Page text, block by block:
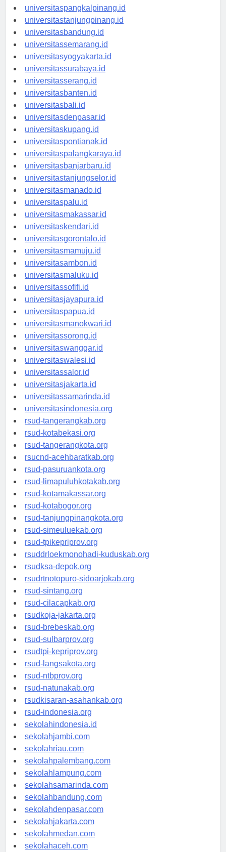
universitasbengkulu.id
universitaspangkalpinang.id
universitastanjungpinang.id
universitasbandung.id
universitassemarang.id
universitasyogyakarta.id
universitassurabaya.id
universitasserang.id
universitasbanten.id
universitasbali.id
universitasdenpasar.id
universitaskupang.id
universitaspontianak.id
universitaspalangkaraya.id
universitasbanjarbaru.id
universitastanjungselor.id
universitasmanado.id
universitaspalu.id
universitasmakassar.id
universitaskendari.id
universitasgorontalo.id
universitasmamuju.id
universitasambon.id
universitasmaluku.id
universitassofifi.id
universitasjayapura.id
universitaspapua.id
universitasmanokwari.id
universitassorong.id
universitaswanggar.id
universitaswalesi.id
universitassalor.id
universitasjakarta.id
universitassamarinda.id
universitasindonesia.org
rsud-tangerangkab.org
rsud-kotabekasi.org
rsud-tangerangkota.org
rsucnd-acehbaratkab.org
rsud-pasuruankota.org
rsud-limapuluhkotakab.org
rsud-kotamakassar.org
rsud-kotabogor.org
rsud-tanjungpinangkota.org
rsud-simeuluekab.org
rsud-tpikepriprov.org
rsuddrloekmonohadi-kuduskab.org
rsudksa-depok.org
rsudrtnotopuro-sidoarjokab.org
rsud-sintang.org
rsud-cilacapkab.org
rsudkoja-jakarta.org
rsud-brebeskab.org
rsud-sulbarprov.org
rsudtpi-kepriprov.org
rsud-langsakota.org
rsud-ntbprov.org
rsud-natunakab.org
rsudkisaran-asahankab.org
rsud-indonesia.org
sekolahindonesia.id
sekolahjambi.com
sekolahriau.com
sekolahpalembang.com
sekolahlampung.com
sekolahsamarinda.com
sekolahbandung.com
sekolahdenpasar.com
sekolahjakarta.com
sekolahmedan.com